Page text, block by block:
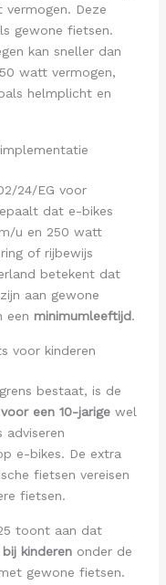
Deze
gewone fietsen.
kan sneller dan
watt vermogen,
helmplicht en
24/EG voor
dat e-bikes
u en 250 watt
of rijbewijs
betekent dat
aan gewone
een minimumleeftijd.
voor kinderen
bestaat, is de
een 10-jarigewel
adviseren
e-bikes. De extra
fietsen vereisen
fietsen.
toont aan dat
kinderenonder de
gewone fietsen.